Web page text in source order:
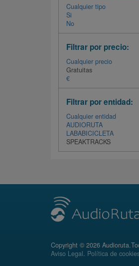
Cualquier tipo
Si
No
Filtrar por precio:
Cualquier precio
Gratuitas
€
Filtrar por entidad:
Cualquier entidad
AUDIORUTA
LABABICICLETA
SPEAKTRACKS
Copyright © 2026
Aviso Legal. Política de